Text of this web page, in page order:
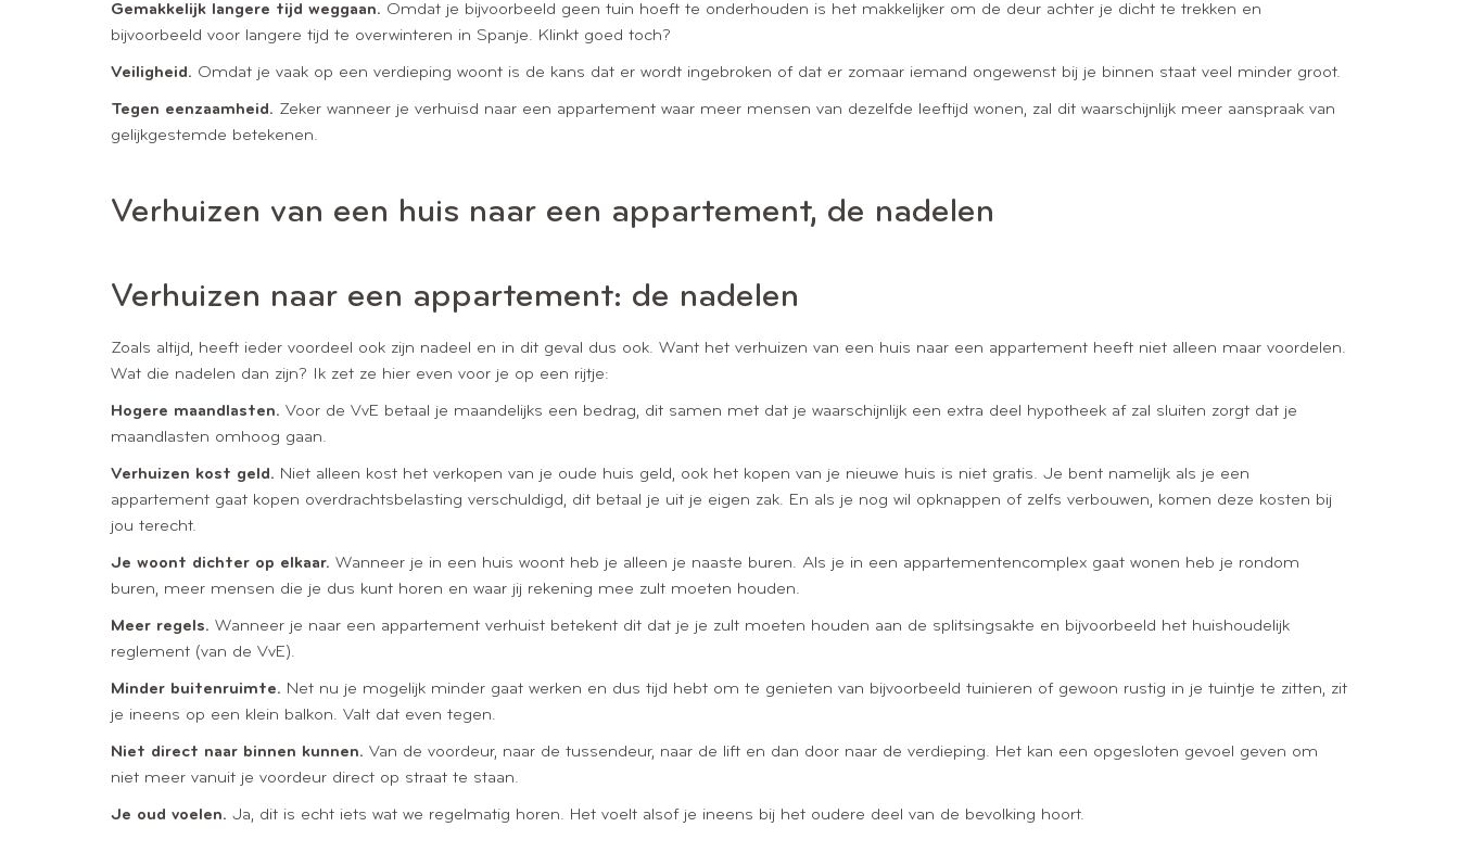
Gemakkelijk langere tijd weggaan. Omdat je bijvoorbeeld geen tuin hoeft te onderhouden is het makkelijker om de deur achter je dicht te trekken en
bijvoorbeeld voor langere tijd te overwinteren in Spanje. Klinkt goed toch?
Veiligheid. Omdat je vaak op een verdieping woont is de kans dat er wordt ingebroken of dat er zomaar iemand ongewenst bij je binnen staat veel minder groot.
Tegen eenzaamheid. Zeker wanneer je verhuisd naar een appartement waar meer mensen van dezelfde leeftijd wonen, zal dit waarschijnlijk meer aanspraak van
gelijkgestemde betekenen.
Verhuizen van een huis naar een appartement, de nadelen
Verhuizen naar een appartement: de nadelen
Zoals altijd, heeft ieder voordeel ook zijn nadeel en in dit geval dus ook. Want het verhuizen van een huis naar een appartement heeft niet alleen maar voordelen.
Wat die nadelen dan zijn? Ik zet ze hier even voor je op een rijtje:
Hogere maandlasten. Voor de VvE betaal je maandelijks een bedrag, dit samen met dat je waarschijnlijk een extra deel hypotheek af zal sluiten zorgt dat je
maandlasten omhoog gaan.
Verhuizen kost geld. Niet alleen kost het verkopen van je oude huis geld, ook het kopen van je nieuwe huis is niet gratis. Je bent namelijk als je een
appartement gaat kopen overdrachtsbelasting verschuldigd, dit betaal je uit je eigen zak. En als je nog wil opknappen of zelfs verbouwen, komen deze kosten bij
jou terecht.
Je woont dichter op elkaar. Wanneer je in een huis woont heb je alleen je naaste buren. Als je in een appartementencomplex gaat wonen heb je rondom
buren, meer mensen die je dus kunt horen en waar jij rekening mee zult moeten houden.
Meer regels. Wanneer je naar een appartement verhuist betekent dit dat je je zult moeten houden aan de splitsingsakte en bijvoorbeeld het huishoudelijk
reglement (van de VvE).
Minder buitenruimte. Net nu je mogelijk minder gaat werken en dus tijd hebt om te genieten van bijvoorbeeld tuinieren of gewoon rustig in je tuintje te zitten, zit
je ineens op een klein balkon. Valt dat even tegen.
Niet direct naar binnen kunnen. Van de voordeur, naar de tussendeur, naar de lift en dan door naar de verdieping. Het kan een opgesloten gevoel geven om
niet meer vanuit je voordeur direct op straat te staan.
Je oud voelen. Ja, dit is echt iets wat we regelmatig horen. Het voelt alsof je ineens bij het oudere deel van de bevolking hoort.